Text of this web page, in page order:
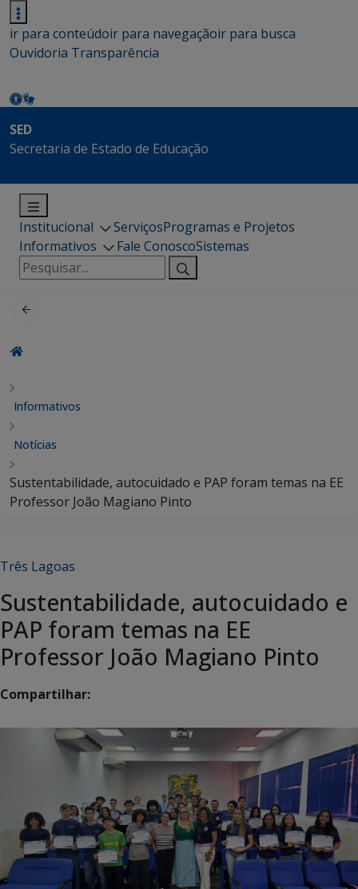
ir para conteúdoir para navegaçãoir para busca
Ouvidoria Transparência
SED
Secretaria de Estado de Educação
Institucional ServiçosProgramas e Projetos
Informativos
Fale ConoscoSistemas
Pesquisar
por:
Informativos
Notícias
Sustentabilidade, autocuidado e PAP foram temas na EE
Professor João Magiano Pinto
Três Lagoas
Sustentabilidade, autocuidado e
PAP foram temas na EE
Professor João Magiano Pinto
Compartilhar: